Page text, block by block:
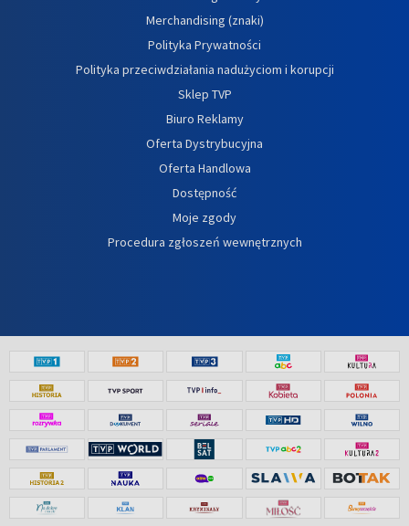
Merchandising (znaki)
Polityka Prywatności
Polityka przeciwdziałania nadużyciom i korupcji
Sklep TVP
Biuro Reklamy
Oferta Dystrybucyjna
Oferta Handlowa
Dostępność
Moje zgody
Procedura zgłoszeń wewnętrznych